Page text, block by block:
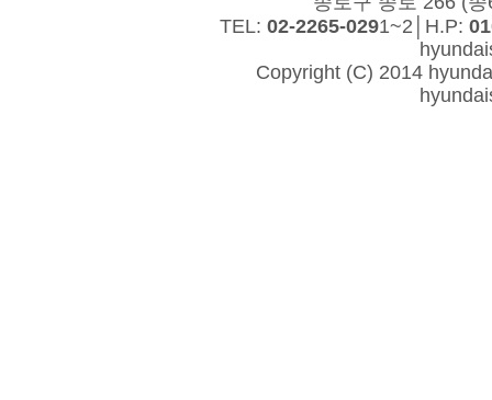
TEL: 02-2265-0291~2│H.P:
Copyright (C) 2014